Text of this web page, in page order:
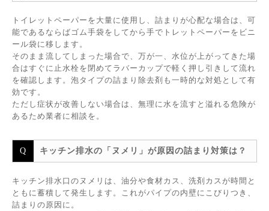
トイレットペーパーを大量に使用し、詰まりが心配な場合は、可
能であるならばゴム手袋をしてから手でトレットペーパーをビニ
ール袋に移します。
そのまま流してしまった場合で、万が一、水位が上がってきた場
合はすぐに止水栓を閉めてラバーカップで軽く押し引きして流れ
を確認します。泡タイプの詰まり除去剤も一時的な対処として有
効です。
ただし症状が改善しない場合は、無理に水を流すと溢れる危険が
あるため業者に相談を。
キッチン排水の「ヌメリ」が原因の詰まり対策は？
キッチン排水口のヌメリは、油分や食材カス、洗剤カスが時間と
ともに蓄積して発生します。これがパイプの内壁にこびりつき、
詰まりの原因に。